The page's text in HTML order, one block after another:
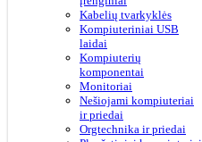
Kabelių tvarkyklės
Kompiuteriniai USB
laidai
Kompiuterių
komponentai
Monitoriai
Nešiojami kompiuteriai
ir priedai
Orgtechnika ir priedai